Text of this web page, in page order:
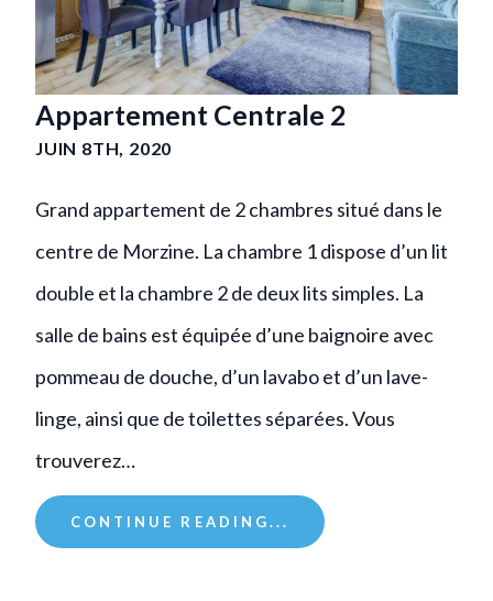
Appartement Centrale 2
JUIN 8TH, 2020
Grand appartement de 2 chambres situé dans le
centre de Morzine. La chambre 1 dispose d’un lit
double et la chambre 2 de deux lits simples. La
salle de bains est équipée d’une baignoire avec
pommeau de douche, d’un lavabo et d’un lave-
linge, ainsi que de toilettes séparées. Vous
trouverez…
CONTINUE READING...